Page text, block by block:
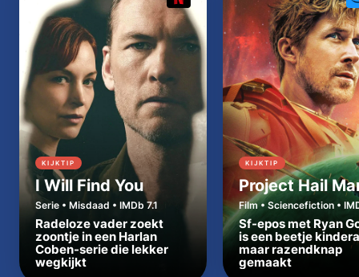
KIJKTIP
I Will Find You
Serie • Misdaad • IMDb 7.1
Radeloze vader zoekt
zoontje in een Harlan
Coben-serie die lekker
wegkijkt
KIJKTIP
Project Hail
Film • Sciencefiction •
Sf-epos met Ryan
is een beetje
maar razendknap
gemaakt